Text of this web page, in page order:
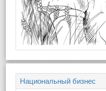
Национальный бизнес